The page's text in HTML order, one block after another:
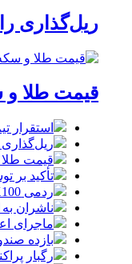
ریل‌گذاری
قیمت طلا و سکه امروز
استقرار
ریل‌گذاری
قیمت طلا و سکه امروز
تأکید بر
ردمی K100 پرو مکس با باتری غول‌پیکر و شارژ بی‌سیم روانه بازار می‌شود
ناشران
ماجرای اعمال ضریب ۲.۷
بازده
رگبار